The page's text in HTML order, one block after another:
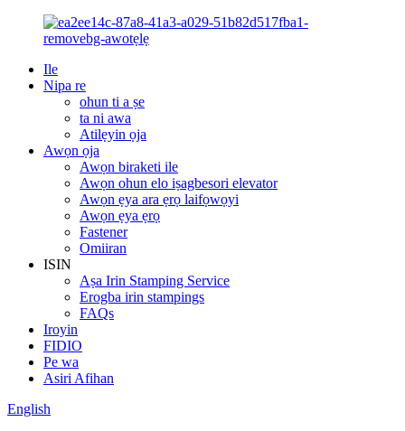
Ile
Nipa re
ohun ti a ṣe
ta ni awa
Atilẹyin ọja
Awọn ọja
Awọn biraketi ile
Awọn ohun elo iṣagbesori elevator
Awọn ẹya ara ẹrọ laifọwọyi
Awọn ẹya ẹrọ
Fastener
Omiiran
ISIN
Aṣa Irin Stamping Service
Erogba irin stampings
FAQs
Iroyin
FIDIO
Pe wa
Asiri Afihan
English